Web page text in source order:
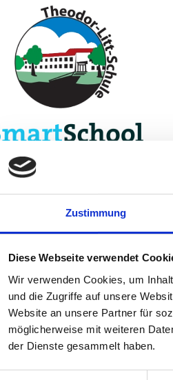
Zustimmung
Diese Webseite verwendet
Wir verwenden Cookies, um
und die Zugriffe auf unsere
Website an unsere Partner für
möglicherweise mit weiteren
der Dienste gesammelt haben.